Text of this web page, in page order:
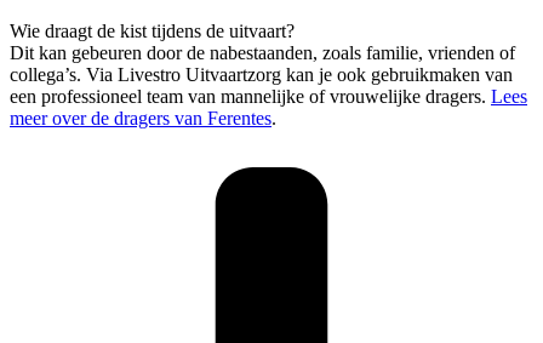
Wie draagt de kist tijdens de uitvaart?
Dit kan gebeuren door de nabestaanden, zoals familie, vrienden of
collega’s. Via Livestro Uitvaartzorg kan je ook gebruikmaken van
een professioneel team van mannelijke of vrouwelijke dragers. Lees
meer over de dragers van Ferentes.